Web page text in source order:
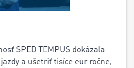
SPED TEMPUS dokázala
a ušetriť tisíce eur ročne,